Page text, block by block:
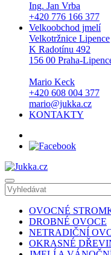
Ing. Jan Vrba
+420 776 166 377
Velkoobchod jmelí
Velkotržnice Lipence
K Radotínu 492
156 00 Praha-
Mario Keck
+420 608 004 377
mario@jukka.cz
KONTAKTY
OVOCNÉ
DROBNÉ OVOCE
NETRADIČNÍ
OKRASNÉ